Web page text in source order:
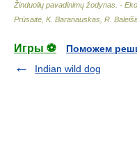
Žinduolių pavadinimų žodynas. -
Prūsaitė, K. Baranauskas, R.
Игры ⚽
Поможем
Indian wild dog